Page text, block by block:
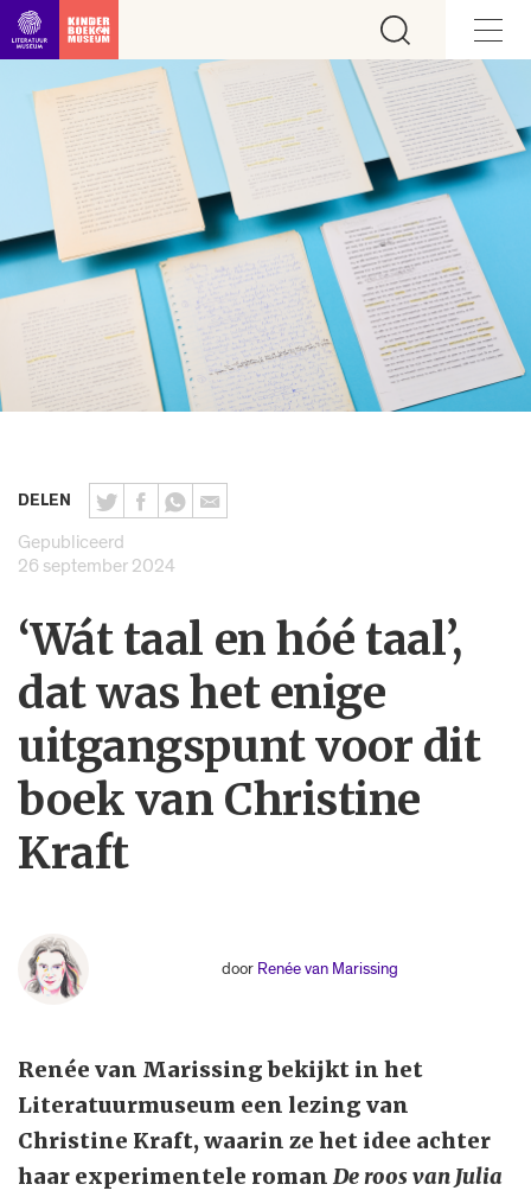
Ga direct naar inhoud
DELEN
Gepubliceerd
26 september 2024
‘Wát taal en hóé taal’,
dat was het enige
uitgangspunt voor dit
boek van Christine
Kraft
door Renée van Marissing
Renée van Marissing bekijkt in het
Literatuurmuseum een lezing van
Christine Kraft, waarin ze het idee achter
haar experimentele romanDe roos van Julia